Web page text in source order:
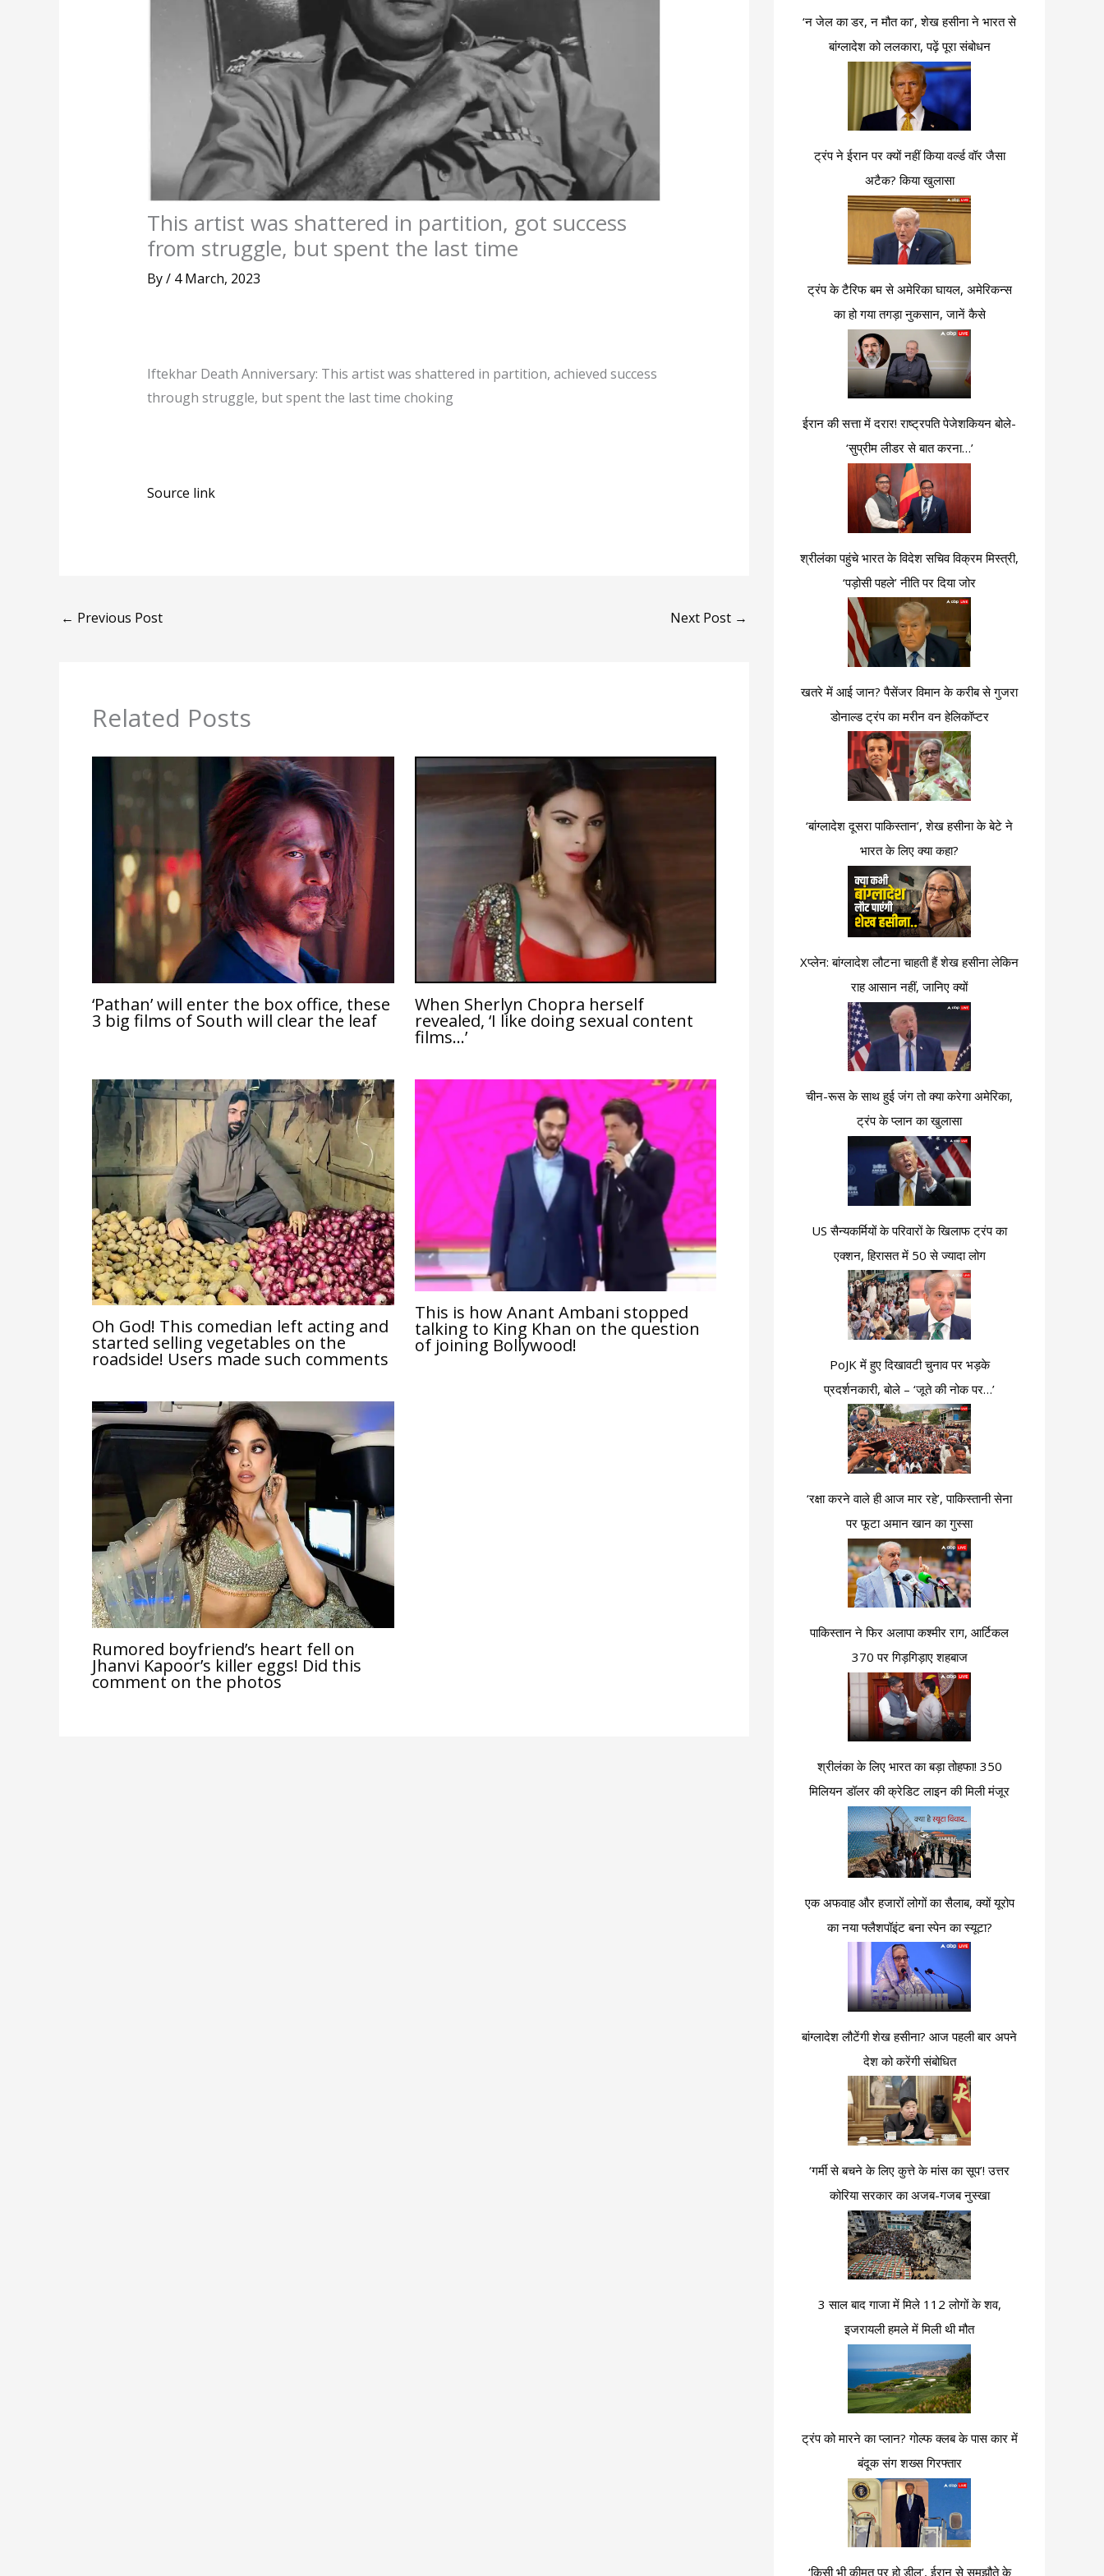
This artist was shattered in partition, got success
from struggle, but spent the last time
By/ 4 March, 2023
Iftekhar Death Anniversary: ​​This artist was shattered in partition, achieved success
through struggle, but spent the last time choking
Source link
← Previous Post Next Post →
Related Posts
‘Pathan’ will enter the box office, these
3 big films of South will clear the leaf
When Sherlyn Chopra herself
revealed, ‘I like doing sexual content
films…’
Oh God! This comedian left acting and
started selling vegetables on the
roadside! Users made such comments
This is how Anant Ambani stopped
talking to King Khan on the question
of joining Bollywood!
Rumored boyfriend’s heart fell on
Jhanvi Kapoor’s killer eggs! Did this
comment on the photos
‘न जेल का डर, न मौत का’, शेख हसीना ने भारत से
बांग्लादेश को ललकारा, पढ़ें पूरा संबोधन
ट्रंप ने ईरान पर क्यों नहीं किया वर्ल्ड वॉर जैसा
अटैक? किया खुलासा
ट्रंप के टैरिफ बम से अमेरिका घायल, अमेरिकन्स
का हो गया तगड़ा नुकसान, जानें कैसे
ईरान की सत्ता में दरार! राष्ट्रपति पेजेशकियन बोले-
‘सुप्रीम लीडर से बात करना…’
श्रीलंका पहुंचे भारत के विदेश सचिव विक्रम मिस्त्री,
‘पड़ोसी पहले’ नीति पर दिया जोर
खतरे में आई जान? पैसेंजर विमान के करीब से गुजरा
डोनाल्ड ट्रंप का मरीन वन हेलिकॉप्टर
‘बांग्लादेश दूसरा पाकिस्तान’, शेख हसीना के बेटे ने
भारत के लिए क्या कहा?
Xप्लेन: बांग्लादेश लौटना चाहती हैं शेख हसीना लेकिन
राह आसान नहीं, जानिए क्यों
चीन-रूस के साथ हुई जंग तो क्या करेगा अमेरिका,
ट्रंप के प्लान का खुलासा
US सैन्यकर्मियों के परिवारों के खिलाफ ट्रंप का
एक्शन, हिरासत में 50 से ज्यादा लोग
PoJK में हुए दिखावटी चुनाव पर भड़के
प्रदर्शनकारी, बोले – ‘जूते की नोक पर…’
‘रक्षा करने वाले ही आज मार रहे’, पाकिस्तानी सेना
पर फूटा अमान खान का गुस्सा
पाकिस्तान ने फिर अलापा कश्मीर राग, आर्टिकल
370 पर गिड़गिड़ाए शहबाज
श्रीलंका के लिए भारत का बड़ा तोहफा! 350
मिलियन डॉलर की क्रेडिट लाइन की मिली मंजूर
एक अफवाह और हजारों लोगों का सैलाब, क्यों यूरोप
का नया फ्लैशपॉइंट बना स्पेन का स्यूटा?
बांग्लादेश लौटेंगी शेख हसीना? आज पहली बार अपने
देश को करेंगी संबोधित
‘गर्मी से बचने के लिए कुत्ते के मांस का सूप’! उत्तर
कोरिया सरकार का अजब-गजब नुस्खा
3 साल बाद गाजा में मिले 112 लोगों के शव,
इजरायली हमले में मिली थी मौत
ट्रंप को मारने का प्लान? गोल्फ क्लब के पास कार में
बंदूक संग शख्स गिरफ्तार
‘किसी भी कीमत पर हो डील’, ईरान से समझौते के